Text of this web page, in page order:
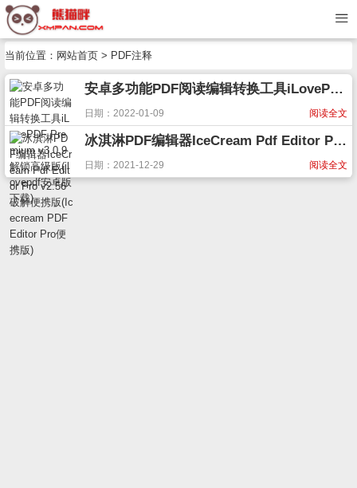
当前位置： 网站首页 > PDF注释
安卓多功能PDF阅读编辑转换工具iLovePDF Premium v3.0.9解锁高级版(ilovepdf安卓版下载)
阅读全文
日期：2022-01-09
冰淇淋PDF编辑器IceCream Pdf Editor Pro v2.56破解便携版(Icecream PDF Editor Pro便携版)
阅读全文
日期：2021-12-29